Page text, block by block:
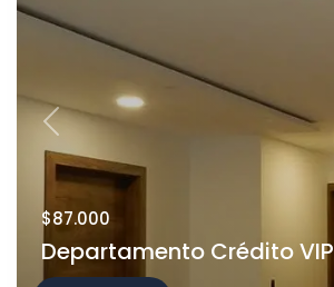
Previous
$87.000
Departamento Crédito VIP